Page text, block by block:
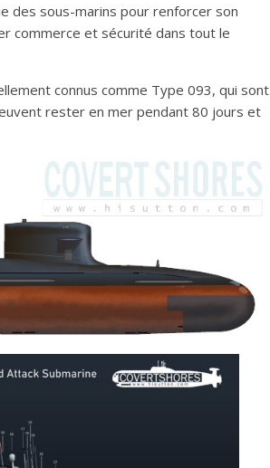
des sous-marins pour renforcer son
commerce et sécurité dans tout le
connus comme Type 093, qui sont
rester en mer pendant 80 jours et